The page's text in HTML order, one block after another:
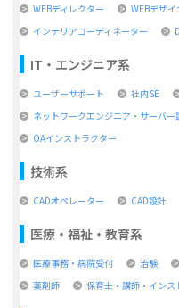
WEBディレクター WEBデザイ
インテリアコーディネーター
IT・エンジニア系
ユーザーサポート 社内SE
ネットワークエンジニア・サーバー
OAインストラクター
技術系
CADオペレーター CAD設計
医療・福祉・教育系
医療事務・病院受付 治験
薬剤師
保育士・講師・インス